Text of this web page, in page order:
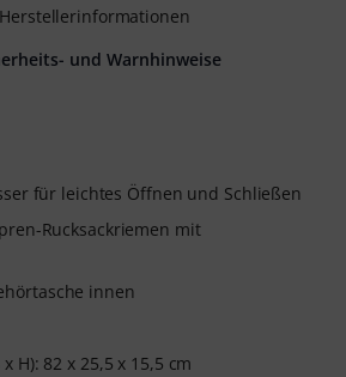
für leichtes Öffnen und Schließen
Rucksackriemen mit
innen
H): 82 x 25,5 x 15,5 cm
Herstellerinformationen
und Warnhinweise